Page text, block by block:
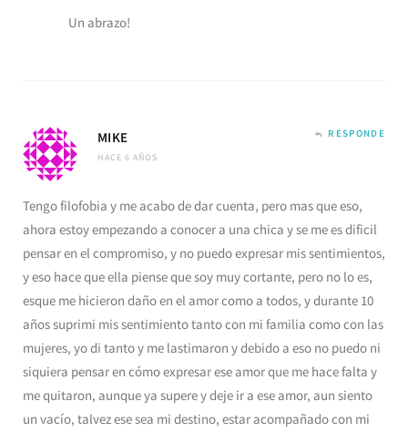
Un abrazo!
MIKE
HACE 6 AÑOS
RESPONDE
Tengo filofobia y me acabo de dar cuenta, pero mas que eso,
ahora estoy empezando a conocer a una chica y se me es dificil
pensar en el compromiso, y no puedo expresar mis sentimientos,
y eso hace que ella piense que soy muy cortante, pero no lo es,
esque me hicieron daño en el amor como a todos, y durante 10
años suprimi mis sentimiento tanto con mi familia como con las
mujeres, yo di tanto y me lastimaron y debido a eso no puedo ni
siquiera pensar en cómo expresar ese amor que me hace falta y
me quitaron, aunque ya supere y deje ir a ese amor, aun siento
un vacío, talvez ese sea mi destino, estar acompañado con mi